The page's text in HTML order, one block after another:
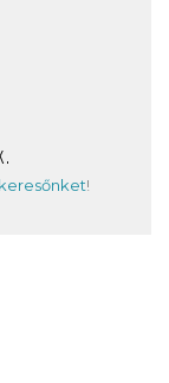
keresőnket!